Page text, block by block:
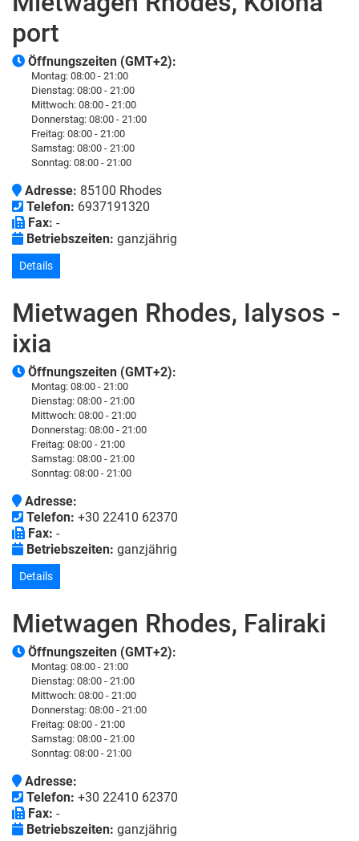
port
Öffnungszeiten (GMT+2):
Montag: 08:00 - 21:00
Dienstag: 08:00 - 21:00
Mittwoch: 08:00 - 21:00
Donnerstag: 08:00 - 21:00
Freitag: 08:00 - 21:00
Samstag: 08:00 - 21:00
Sonntag: 08:00 - 21:00
Adresse: 85100 Rhodes
Telefon: 6937191320
Fax: -
Betriebszeiten: ganzjährig
Details
Mietwagen Rhodes, Ialysos -
ixia
Öffnungszeiten (GMT+2):
Montag: 08:00 - 21:00
Dienstag: 08:00 - 21:00
Mittwoch: 08:00 - 21:00
Donnerstag: 08:00 - 21:00
Freitag: 08:00 - 21:00
Samstag: 08:00 - 21:00
Sonntag: 08:00 - 21:00
Adresse:
Telefon: +30 22410 62370
Fax: -
Betriebszeiten: ganzjährig
Details
Mietwagen Rhodes, Faliraki
Öffnungszeiten (GMT+2):
Montag: 08:00 - 21:00
Dienstag: 08:00 - 21:00
Mittwoch: 08:00 - 21:00
Donnerstag: 08:00 - 21:00
Freitag: 08:00 - 21:00
Samstag: 08:00 - 21:00
Sonntag: 08:00 - 21:00
Adresse:
Telefon: +30 22410 62370
Fax: -
Betriebszeiten: ganzjährig